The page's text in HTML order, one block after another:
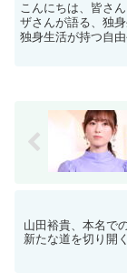
こんにちは、皆さ
ザさんが語る、独
独身生活が持つ自
山田裕貴、本名で
新たな道を切り開